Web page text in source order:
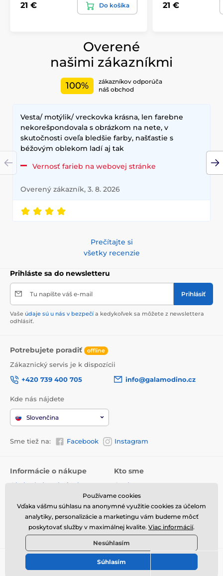
21 € Do košíka 21 €
Overené
našimi zákazníkmi
100%
zákazníkov odporúča
náš obchod
Vesta/ motýlik/ vreckovka krásna, len farebne
nekorešpondovala s obrázkom na nete, v
skutočnosti oveľa bledšie farby, našťastie s
béžovým oblekom ladí aj tak
Vernosť farieb na webovej stránke
Overený zákazník, 3. 8. 2026
Prečítajte si
všetky recenzie
Prihláste sa do newsletteru
Tu napíšte váš e-mail Prihlásiť
Vaše údaje sú u nás v bezpečí a kedykoľvek sa môžete z newslettera
odhlásiť.
Potrebujete poradiť offline
Zákaznický servis je k dispozícii
+420 739 400 705
info@galamodino.cz
Kde nás nájdete
Slovenčina
Sme tiež na: Facebook Instagram
Informácie o nákupe
Obchodné podmienky
Vrátenie tovaru a reklamácie
Online vrátenie a reklamácia
Kto sme
O nás
Kontaktné údaje
Ochrana osobných údajov
Spolupráca s Galamodino
© 2026 www.galamodino.sk ⦁ E-shop vytvorila
Používame cookies
Vďaka vášmu súhlasu na anonymné využitie cookies za účelom
analytiky, personalizácie a marketingu vám budeme môcť
poskytovať služby v maximálnej kvalite. Viac informácií.
Nesúhlasím
Súhlasím